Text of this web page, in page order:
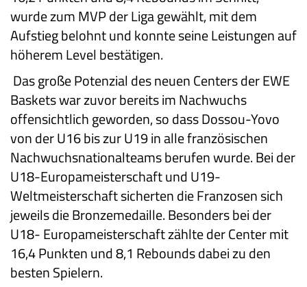
wurde zum MVP der Liga gewählt, mit dem
Aufstieg belohnt und konnte seine Leistungen auf
höherem Level bestätigen.
Das große Potenzial des neuen Centers der EWE
Baskets war zuvor bereits im Nachwuchs
offensichtlich geworden, so dass Dossou-Yovo
von der U16 bis zur U19 in alle französischen
Nachwuchsnationalteams berufen wurde. Bei der
U18-Europameisterschaft und U19-
Weltmeisterschaft sicherten die Franzosen sich
jeweils die Bronzemedaille. Besonders bei der
U18- Europameisterschaft zählte der Center mit
16,4 Punkten und 8,1 Rebounds dabei zu den
besten Spielern.